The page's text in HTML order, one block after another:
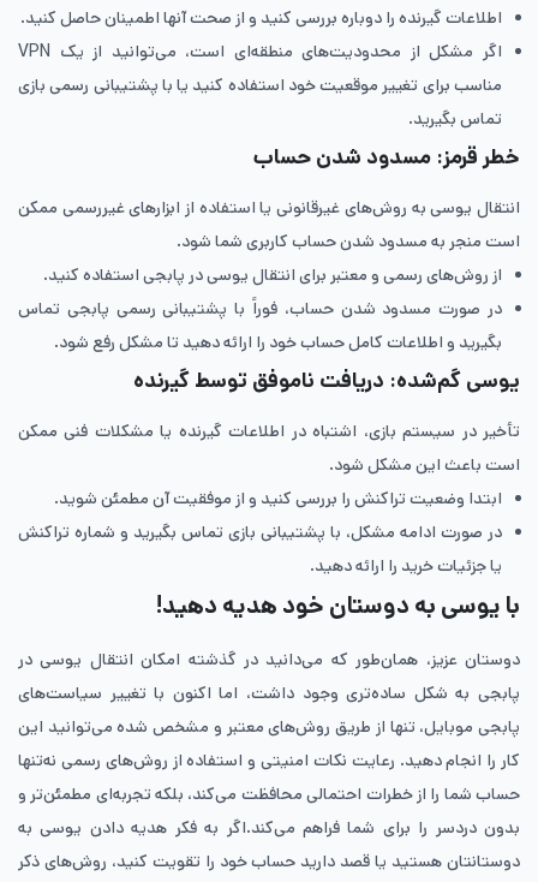
اطلاعات گیرنده را دوباره بررسی کنید و از صحت آنها اطمینان حاصل کنید.
اگر مشکل از محدودیت‌های منطقه‌ای است، می‌توانید از یک VPN
مناسب برای تغییر موقعیت خود استفاده کنید یا با پشتیبانی رسمی بازی
تماس بگیرید.
خطر قرمز: مسدود شدن حساب
انتقال یوسی به روش‌های غیرقانونی یا استفاده از ابزارهای غیررسمی ممکن
است منجر به مسدود شدن حساب کاربری شما شود.
از روش‌های رسمی و معتبر برای انتقال یوسی در پابجی استفاده کنید.
در صورت مسدود شدن حساب، فوراً با پشتیبانی رسمی پابجی تماس
بگیرید و اطلاعات کامل حساب خود را ارائه دهید تا مشکل رفع شود.
یوسی گم‌شده: دریافت ناموفق توسط گیرنده
تأخیر در سیستم بازی، اشتباه در اطلاعات گیرنده یا مشکلات فنی ممکن
است باعث این مشکل شود.
ابتدا وضعیت تراکنش را بررسی کنید و از موفقیت آن مطمئن شوید.
در صورت ادامه مشکل، با پشتیبانی بازی تماس بگیرید و شماره تراکنش
یا جزئیات خرید را ارائه دهید.
با یوسی به دوستان خود هدیه دهید!
دوستان عزیز، همان‌طور که می‌دانید در گذشته امکان انتقال یوسی در
پابجی به شکل ساده‌تری وجود داشت، اما اکنون با تغییر سیاست‌های
پابجی موبایل، تنها از طریق روش‌های معتبر و مشخص شده می‌توانید این
کار را انجام دهید. رعایت نکات امنیتی و استفاده از روش‌های رسمی نه‌تنها
حساب شما را از خطرات احتمالی محافظت می‌کند، بلکه تجربه‌ای مطمئن‌تر و
بدون دردسر را برای شما فراهم می‌کند.اگر به فکر هدیه دادن یوسی به
دوستانتان هستید یا قصد دارید حساب خود را تقویت کنید، روش‌های ذکر